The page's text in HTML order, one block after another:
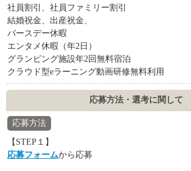
社員割引、社員ファミリー割引
結婚祝金、出産祝金、
バースデー休暇
エンタメ休暇（年2日）
グランピング施設年2回無料宿泊
クラウド型eラーニング動画研修無料利用
応募方法・選考に関して
応募方法
【STEP１】
応募フォームから応募